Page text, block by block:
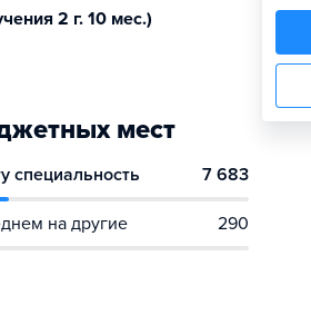
2 г. 10 мес.)
мест
специальность 7 683
на другие 290